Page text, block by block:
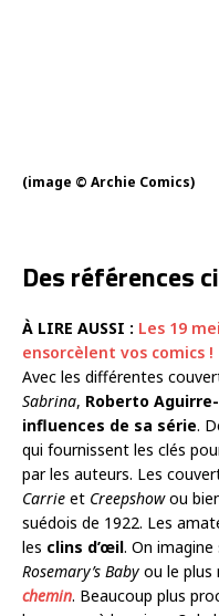
(image © Archie Comics)
Des références
À LIRE AUSSI : Les 19
ensorcèlent vos comics !
Avec les différentes
Sabrina, Roberto
influences de sa série.
qui fournissent les clés
par les auteurs. Les
Carrie et Creepshowou
suédois de 1922. Les
les clins d’œil. On
Rosemary’s Baby ou le plus
chemin. Beaucoup plus